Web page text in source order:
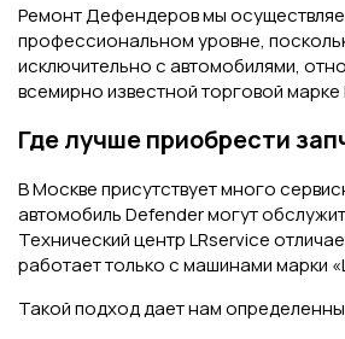
Ремонт Дефендеров мы
профессиональном уровне,
исключительно с автомобилями,
всемирно известной торговой марке
Где лучше приобрести
В Москве присутствует много
автомобиль Defender могут
Технический центр LRservice
работает только с машинами марки
Такой подход дает нам